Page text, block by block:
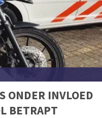
ONDER INVLOED
BETRAPT